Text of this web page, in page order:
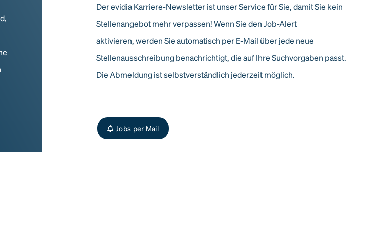
Der evidia Karriere-Newsletter ist unser Service für Sie, damit Sie kein
Stellenangebot mehr verpassen! Wenn Sie den Job-Alert
aktivieren, werden Sie automatisch per E-Mail über jede neue
Stellenausschreibung benachrichtigt, die auf Ihre Suchvorgaben passt.
Die Abmeldung ist selbstverständlich jederzeit möglich.
Jobs per Mail